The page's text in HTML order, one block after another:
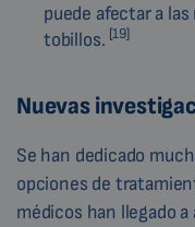
puede afectar a
tobillos. [19]
Nuevas
Se han dedicado
opciones de
médicos han llegado